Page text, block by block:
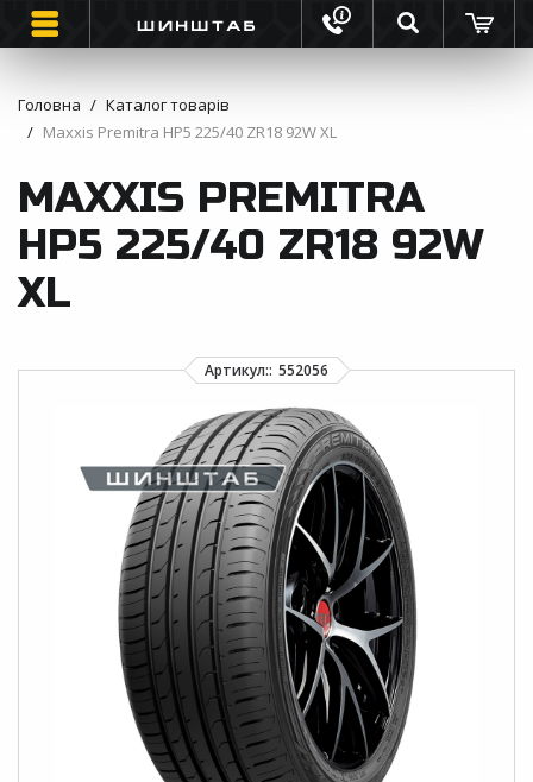
ШИНИ
ВАНТАЖНІ ШИНИ
МОТО ШИНИ
ІНФОРМАЦІЯ
ЗВОРОТНИЙ ДЗВІНОК
ВІДГУКИ ПРО ШИНИ
Головна
Каталог товарів
Maxxis Premitra HP5 225/40 ZR18 92W XL
MAXXIS PREMITRA
HP5 225/40 ZR18 92W
XL